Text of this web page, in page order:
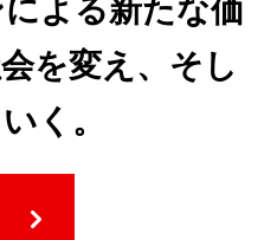
よる新たな価
を変え、そし
く。